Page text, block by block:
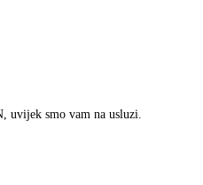
uvijek smo vam na usluzi.